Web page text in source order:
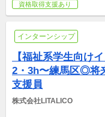
資格取得支援あり
インターンシップ
【福祉系学生向け
2・3h〜練馬区◎将
支援員
株式会社LITALICO